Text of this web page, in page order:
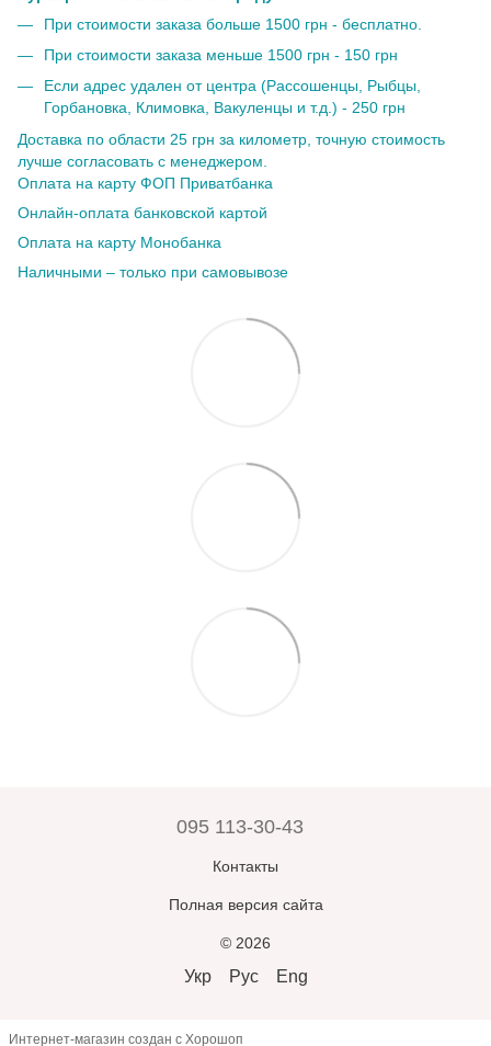
При стоимости заказа больше 1500 грн - бесплатно.
При стоимости заказа меньше 1500 грн - 150 грн
Если адрес удален от центра (Рассошенцы, Рыбцы,
Горбановка, Климовка, Вакуленцы и т.д.) - 250 грн
Доставка по области 25 грн за километр, точную стоимость
лучше согласовать с менеджером.
Оплата на карту ФОП Приватбанка
Онлайн-оплата банковской картой
Оплата на карту Монобанка
Наличными – только при самовывозе
095 113-30-43
Контакты
Полная версия сайта
© 2026
Укр Рус Eng
Интернет-магазин создан с Хорошоп